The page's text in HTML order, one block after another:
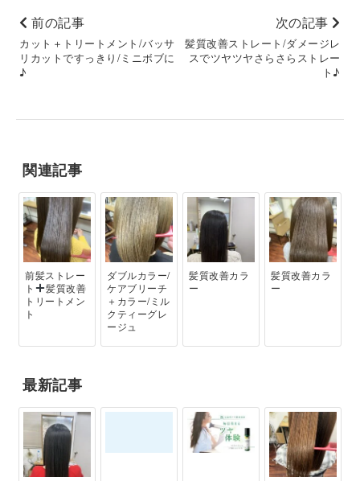
前の記事
カット＋トリートメント/バッサ
リカットですっきり/ミニボブに
♪
次の記事
髪質改善ストレート/ダメージレ
スでツヤツヤさらさらストレー
ト♪
関連記事
前髪ストレー
ト
髪質改善
トリートメン
ト
ダブルカラー/
ケアブリーチ
＋カラー/ミル
クティーグレ
ージュ
髪質改善カラ
ー
髪質改善カラ
ー
最新記事